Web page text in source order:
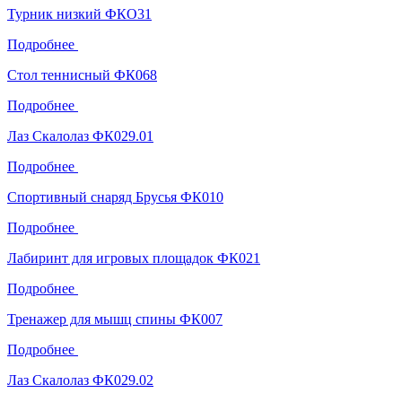
Турник низкий ФКО31
Подробнее
Стол теннисный ФК068
Подробнее
Лаз Скалолаз ФК029.01
Подробнее
Спортивный снаряд Брусья ФК010
Подробнее
Лабиринт для игровых площадок ФК021
Подробнее
Тренажер для мышц спины ФК007
Подробнее
Лаз Скалолаз ФК029.02